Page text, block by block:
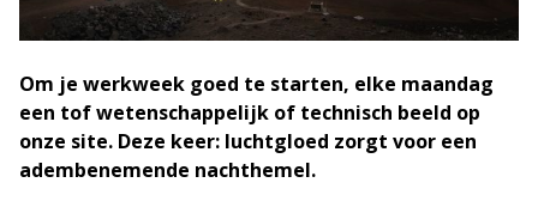
Om je werkweek goed te starten, elke maandag
een tof wetenschappelijk of technisch beeld op
onze site. Deze keer: luchtgloed zorgt voor een
adembenemende nachthemel.